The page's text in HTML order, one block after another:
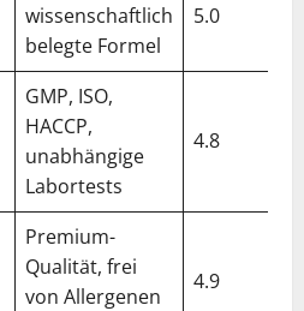
wissenschaftlich
belegte Formel
5.0
GMP, ISO,
HACCP,
unabhängige
Labortests
4.8
Premium-
Qualität, frei
von Allergenen
4.9